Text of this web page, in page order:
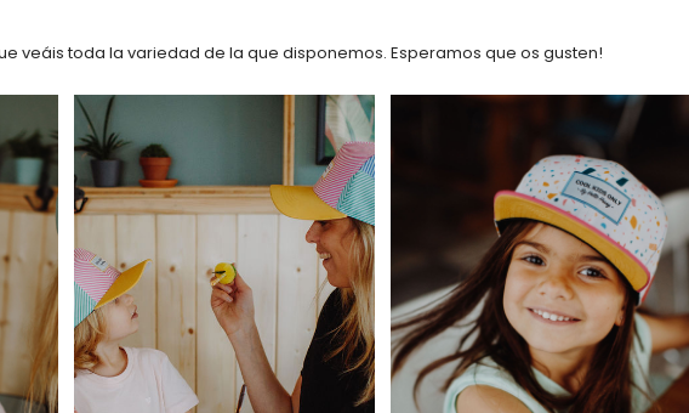
veáis toda la variedad de la que disponemos. Esperamos que os gusten!